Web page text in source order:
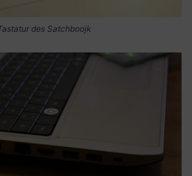
des Satchboojk